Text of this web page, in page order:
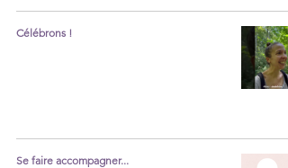
Célébrons !
Se faire accompagner...